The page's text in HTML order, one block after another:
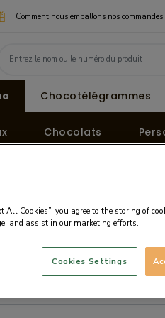
Comment nous emballons nos commandes
Chocotélégrammes
Chocolats
All Cookies”, you agree to the storing of
and assist in our marketing efforts.
Cookies Settings